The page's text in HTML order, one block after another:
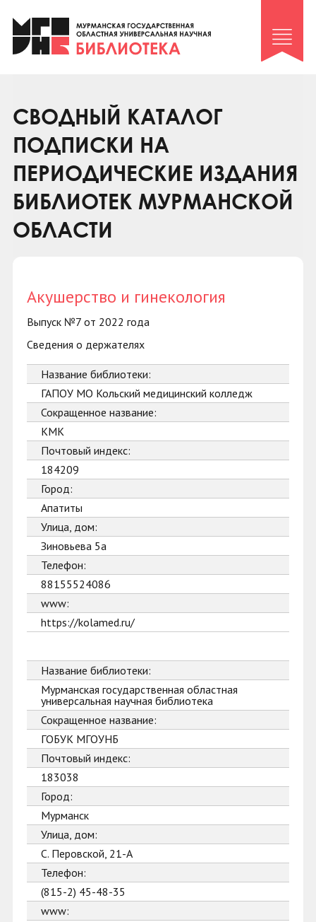
Клуб «Гиря и сельдерей»
Клуб «Семейный архив»
Коллегам
Контакты
СВОДНЫЙ КАТАЛОГ
ПОДПИСКИ НА
ПЕРИОДИЧЕСКИЕ ИЗДАНИЯ
БИБЛИОТЕК МУРМАНСКОЙ
ОБЛАСТИ
Акушерство и гинекология
Выпуск №7 от 2022 года
Сведения о держателях
Название библиотеки:
ГАПОУ МО Кольский медицинский колледж
Сокращенное название:
КМК
Почтовый индекс:
184209
Город:
Апатиты
Улица, дом:
Зиновьева 5а
Телефон:
88155524086
www:
https://kolamed.ru/
Название библиотеки:
Мурманская государственная областная
универсальная научная библиотека
Сокращенное название:
ГОБУК МГОУНБ
Почтовый индекс:
183038
Город:
Мурманск
Улица, дом:
С. Перовской, 21-А
Телефон:
(815-2) 45-48-35
www: